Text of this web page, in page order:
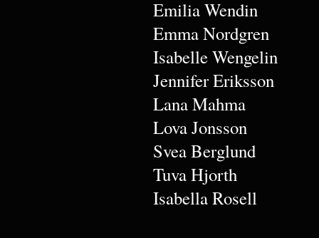
Emilia Wendin
Emma Nordgren
Isabelle Wengelin
Jennifer Eriksson
Lana Mahma
Lova Jonsson
Svea Berglund
Tuva Hjorth
Isabella Rosell